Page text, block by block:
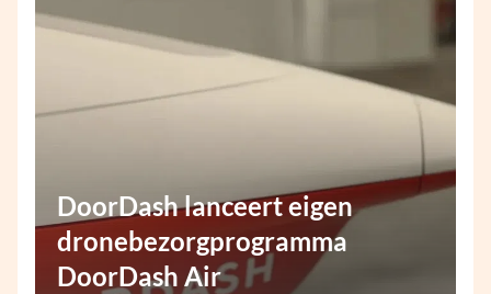
DoorDash lanceert eigen
dronebezorgprogramma
DoorDash Air